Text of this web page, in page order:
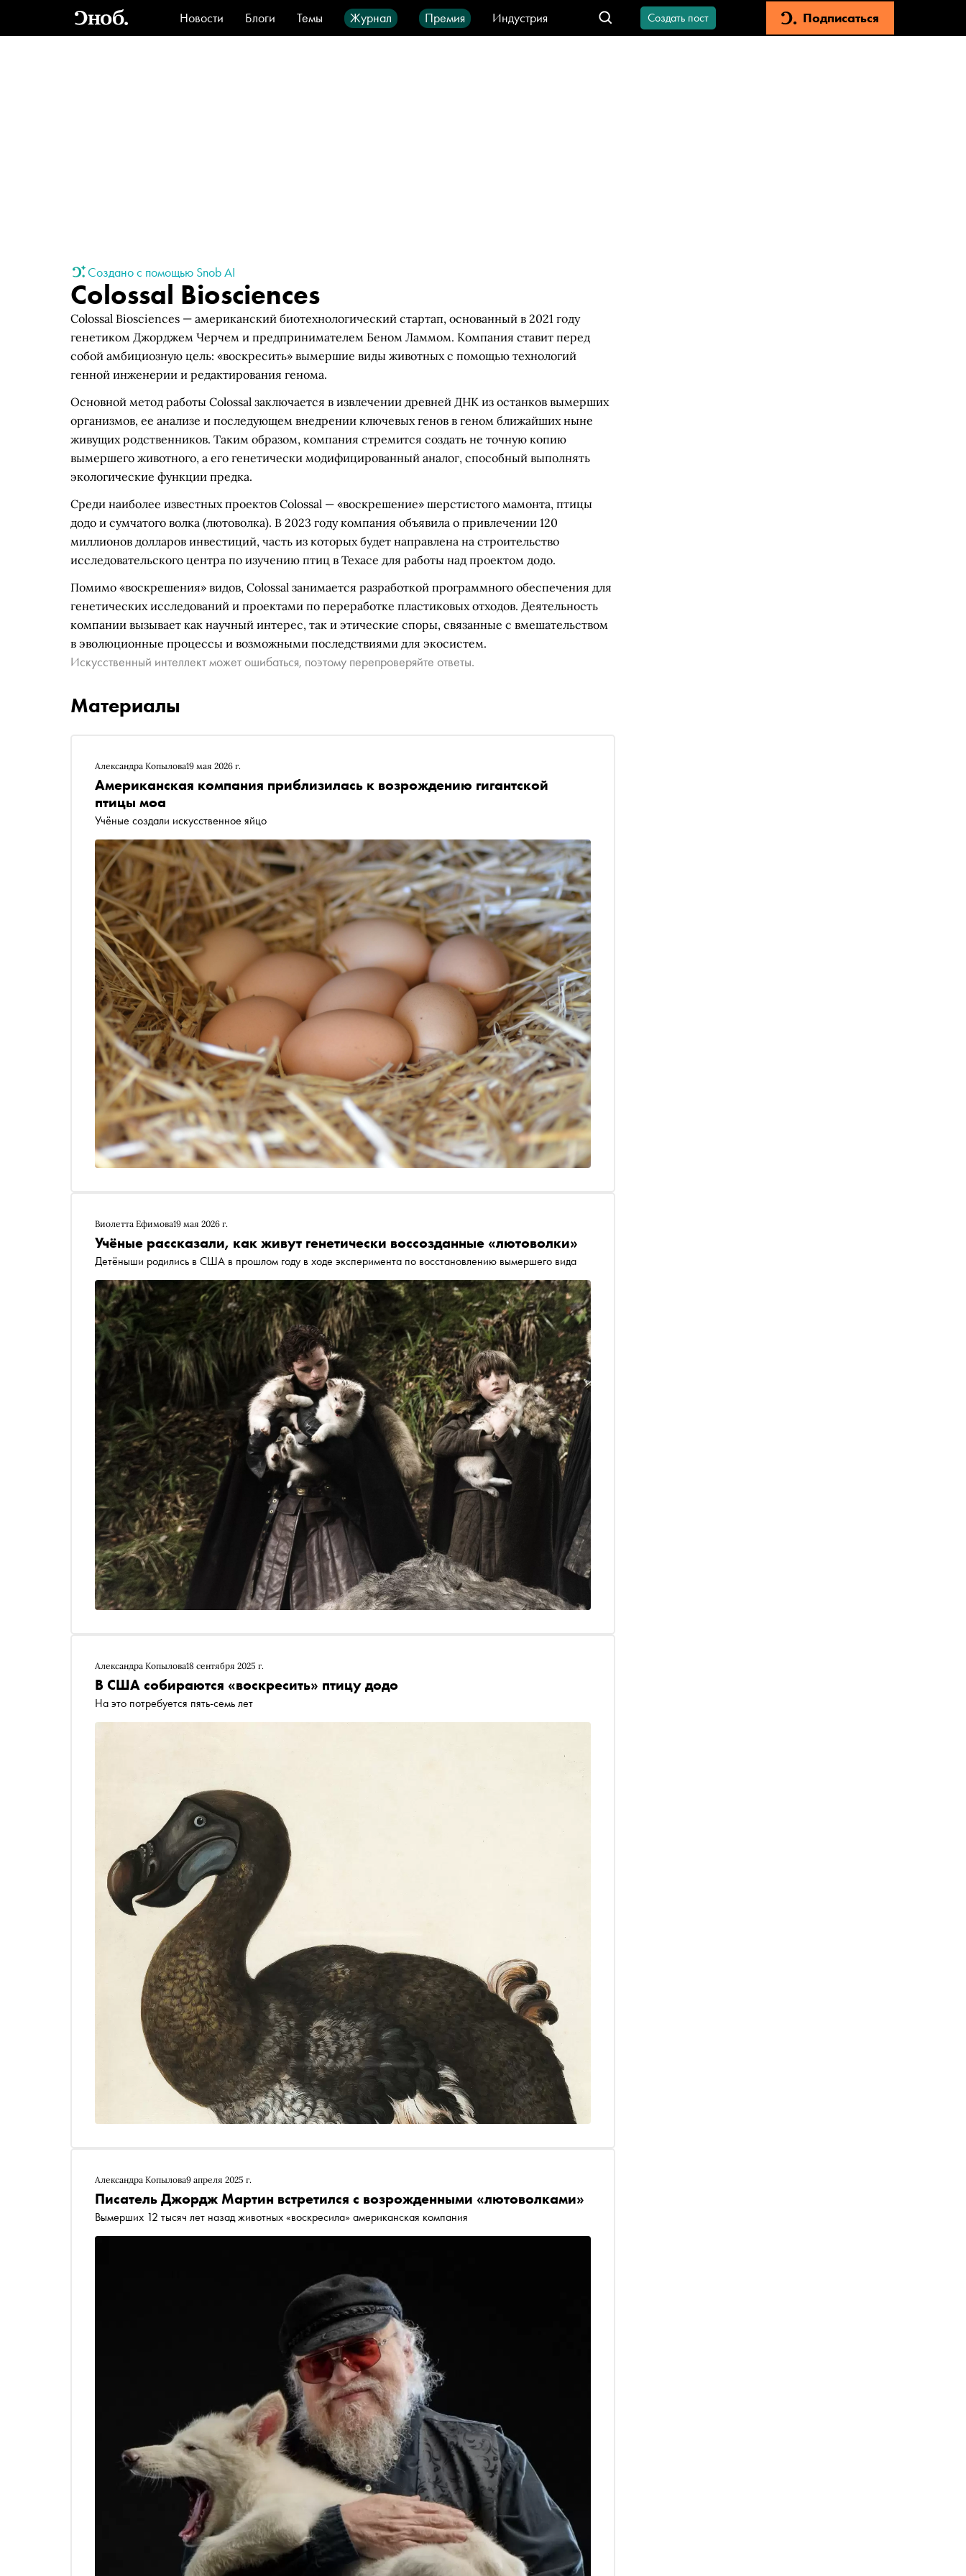
Новости Блоги Темы Журнал Премия
Индустрия
Стиль
Видео Город IT-продукты
Создать пост Подписаться
Создано с помощью Snob AI
Colossal Biosciences
Colossal Biosciences — американский биотехнологический стартап, основанный в 2021 году
генетиком Джорджем Черчем и предпринимателем Беном Ламмом. Компания ставит перед
собой амбициозную цель: «воскресить» вымершие виды животных с помощью технологий
генной инженерии и редактирования генома.
Основной метод работы Colossal заключается в извлечении древней ДНК из останков вымерших
организмов, ее анализе и последующем внедрении ключевых генов в геном ближайших ныне
живущих родственников. Таким образом, компания стремится создать не точную копию
вымершего животного, а его генетически модифицированный аналог, способный выполнять
экологические функции предка.
Среди наиболее известных проектов Colossal — «воскрешение» шерстистого мамонта, птицы
додо и сумчатого волка (лютоволка). В 2023 году компания объявила о привлечении 120
миллионов долларов инвестиций, часть из которых будет направлена на строительство
исследовательского центра по изучению птиц в Техасе для работы над проектом додо.
Помимо «воскрешения» видов, Colossal занимается разработкой программного обеспечения для
генетических исследований и проектами по переработке пластиковых отходов. Деятельность
компании вызывает как научный интерес, так и этические споры, связанные с вмешательством
в эволюционные процессы и возможными последствиями для экосистем.
Искусственный интеллект может ошибаться, поэтому перепроверяйте ответы.
Материалы
Александра Копылова19 мая 2026 г.
Американская компания приблизилась к возрождению гигантской
птицы моа
Учёные создали искусственное яйцо
Виолетта Ефимова19 мая 2026 г.
Учёные рассказали, как живут генетически воссозданные «лютоволки»
Детёныши родились в США в прошлом году в ходе эксперимента по восстановлению вымершего вида
Александра Копылова18 сентября 2025 г.
В США собираются «воскресить» птицу додо
На это потребуется пять-семь лет
Александра Копылова9 апреля 2025 г.
Писатель Джордж Мартин встретился с возрожденными «лютоволками»
Вымерших 12 тысяч лет назад животных «воскресила» американская компания